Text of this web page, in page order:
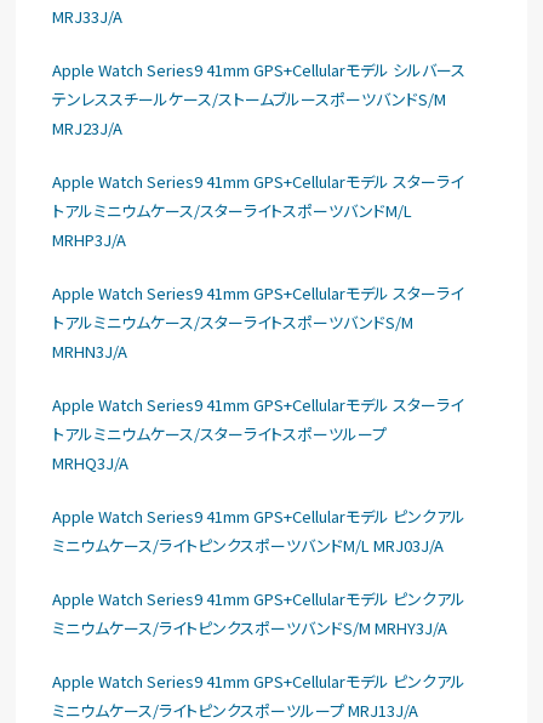
MRJ33J/A
Apple Watch Series9 41mm GPS+Cellularモデル シルバース
テンレススチールケース/ストームブルースポーツバンドS/M
MRJ23J/A
Apple Watch Series9 41mm GPS+Cellularモデル スターライ
トアルミニウムケース/スターライトスポーツバンドM/L
MRHP3J/A
Apple Watch Series9 41mm GPS+Cellularモデル スターライ
トアルミニウムケース/スターライトスポーツバンドS/M
MRHN3J/A
Apple Watch Series9 41mm GPS+Cellularモデル スターライ
トアルミニウムケース/スターライトスポーツループ
MRHQ3J/A
Apple Watch Series9 41mm GPS+Cellularモデル ピンクアル
ミニウムケース/ライトピンクスポーツバンドM/L MRJ03J/A
Apple Watch Series9 41mm GPS+Cellularモデル ピンクアル
ミニウムケース/ライトピンクスポーツバンドS/M MRHY3J/A
Apple Watch Series9 41mm GPS+Cellularモデル ピンクアル
ミニウムケース/ライトピンクスポーツループ MRJ13J/A